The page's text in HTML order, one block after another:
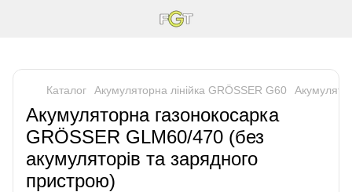
Каталог Акумуляторна лінійка GRÖSSER G60
Акумуляторна газонокосарка
GRÖSSER GLM60/470 (без
акумуляторів та зарядного
пристрою)